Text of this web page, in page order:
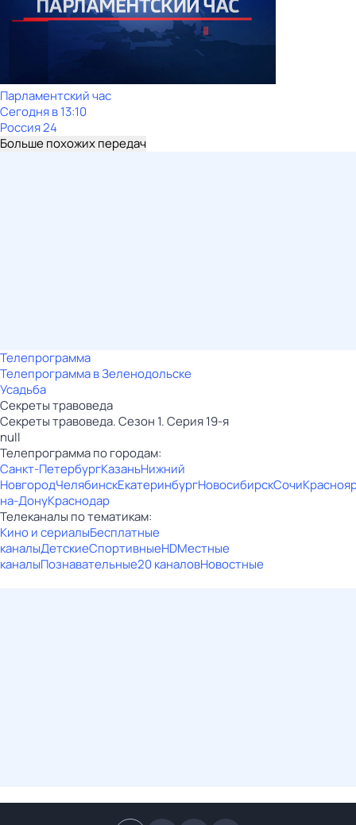
Парламентский час
Сегодня в 13:10
Россия 24
Больше похожих передач
Телепрограмма
Телепрограмма в Зеленодольске
Усадьба
Секреты травоведа
Секреты травоведа. Сезон 1. Серия 19-я
null
Телепрограмма по городам:
Санкт-ПетербургКазаньНижний
НовгородЧелябинскЕкатеринбургНовосибирскСочи
на-ДонуКраснодар
Телеканалы по тематикам:
Кино и сериалыБесплатные
каналыДетскиеСпортивныеHDМестные
каналыПознавательные20 каналовНовостные